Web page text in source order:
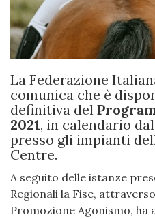
La Federazione
comunica che è
definitiva del
2021, in calendario
presso gli impianti
Centre.
A seguito delle istanze
Regionali la Fise,
Promozione Agonismo, ha